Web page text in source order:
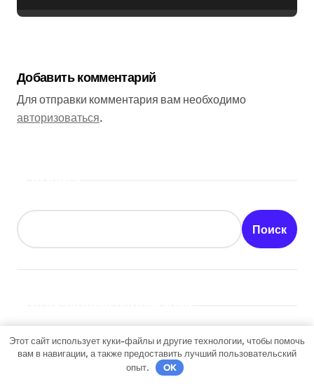
Добавить комментарий
Для отправки комментария вам необходимо
авторизоваться.
Поиск
Официальный сайт турагентства и информация
об офисе продаж
Этот сайт использует куки-файлы и другие технологии, чтобы помочь
вам в навигации, а также предоставить лучший пользовательский
опыт.
OK